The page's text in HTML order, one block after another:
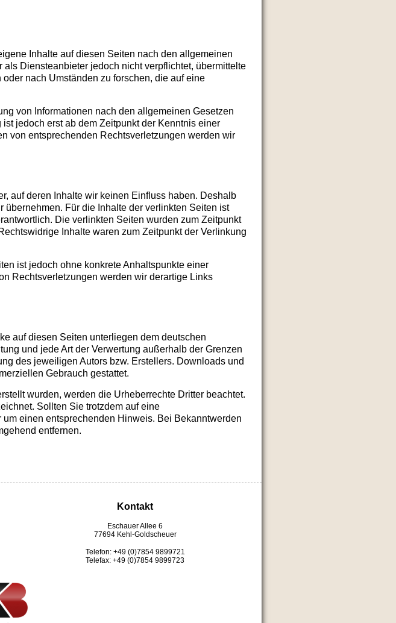
Inhalte auf diesen Seiten nach den allgemeinen
Diensteanbieter jedoch nicht verpflichtet, übermittelte
nach Umständen zu forschen, die auf eine
von Informationen nach den allgemeinen Gesetzen
jedoch erst ab dem Zeitpunkt der Kenntnis einer
von entsprechenden Rechtsverletzungen werden wir
auf deren Inhalte wir keinen Einfluss haben. Deshalb
Für die Inhalte der verlinkten Seiten ist
Die verlinkten Seiten wurden zum Zeitpunkt
Inhalte waren zum Zeitpunkt der Verlinkung
ist jedoch ohne konkrete Anhaltspunkte einer
Rechtsverletzungen werden wir derartige Links
auf diesen Seiten unterliegen dem deutschen
und jede Art der Verwertung außerhalb der Grenzen
des jeweiligen Autors bzw. Erstellers. Downloads und
Gebrauch gestattet.
wurden, werden die Urheberrechte Dritter beachtet.
Sollten Sie trotzdem auf eine
einen entsprechenden Hinweis. Bei Bekanntwerden
entfernen.
Kontakt
Eschauer Allee 6
77694 Kehl-Goldscheuer
Telefon: +49 (0)7854 9899721
Telefax: +49 (0)7854 9899723